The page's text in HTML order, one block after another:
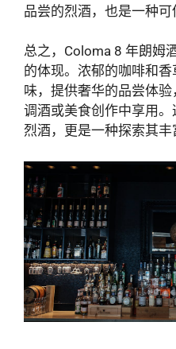
品尝的烈酒，也是一种可
总之，Coloma 8 年朗姆
的体现。浓郁的咖啡和
味，提供奢华的品尝体
调酒或美食创作中享用
烈酒，更是一种探索其丰